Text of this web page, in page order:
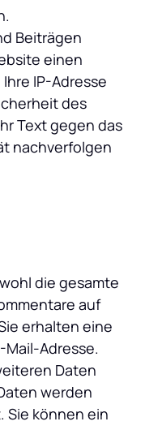
Beiträgen
einen
IP-Adresse
des
Text gegen das
nachverfolgen
die gesamte
auf
erhalten eine
Mail-Adresse.
Daten
werden
Sie können ein